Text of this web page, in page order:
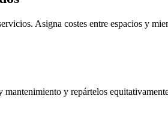
Asigna costes entre espacios y
mantenimiento y repártelos